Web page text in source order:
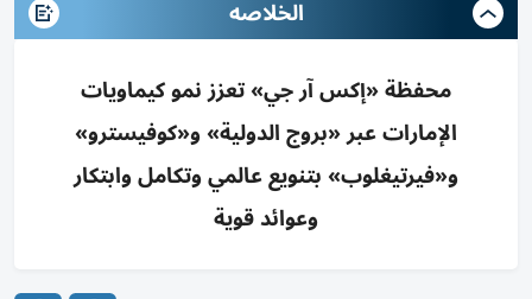
الخلاصه
محفظة «إكس آر جي» تعزز نمو كيماويات
الإمارات عبر «بروج الدولية» و«كوفيسترو»
و«فيرتيغلوب» بتنويع عالمي وتكامل وابتكار
وعوائد قوية